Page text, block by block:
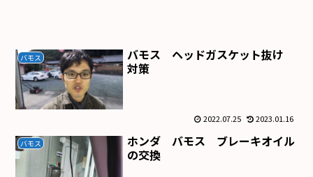
バモス
バモス ヘッドガスケット抜け
対策
2022.07.25 2023.01.16
バモス
ホンダ バモス ブレーキオイル
の交換